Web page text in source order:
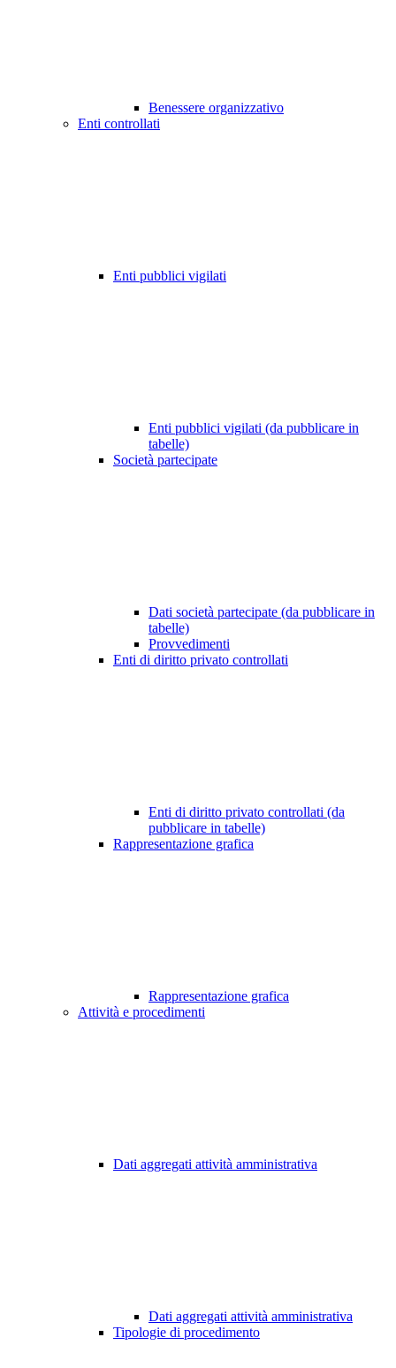
Benessere organizzativo
Enti controllati
Enti pubblici vigilati
Enti pubblici vigilati (da pubblicare in
tabelle)
Società partecipate
Dati società partecipate (da pubblicare in
tabelle)
Provvedimenti
Enti di diritto privato controllati
Enti di diritto privato controllati (da
pubblicare in tabelle)
Rappresentazione grafica
Rappresentazione grafica
Attività e procedimenti
Dati aggregati attività amministrativa
Dati aggregati attività amministrativa
Tipologie di procedimento